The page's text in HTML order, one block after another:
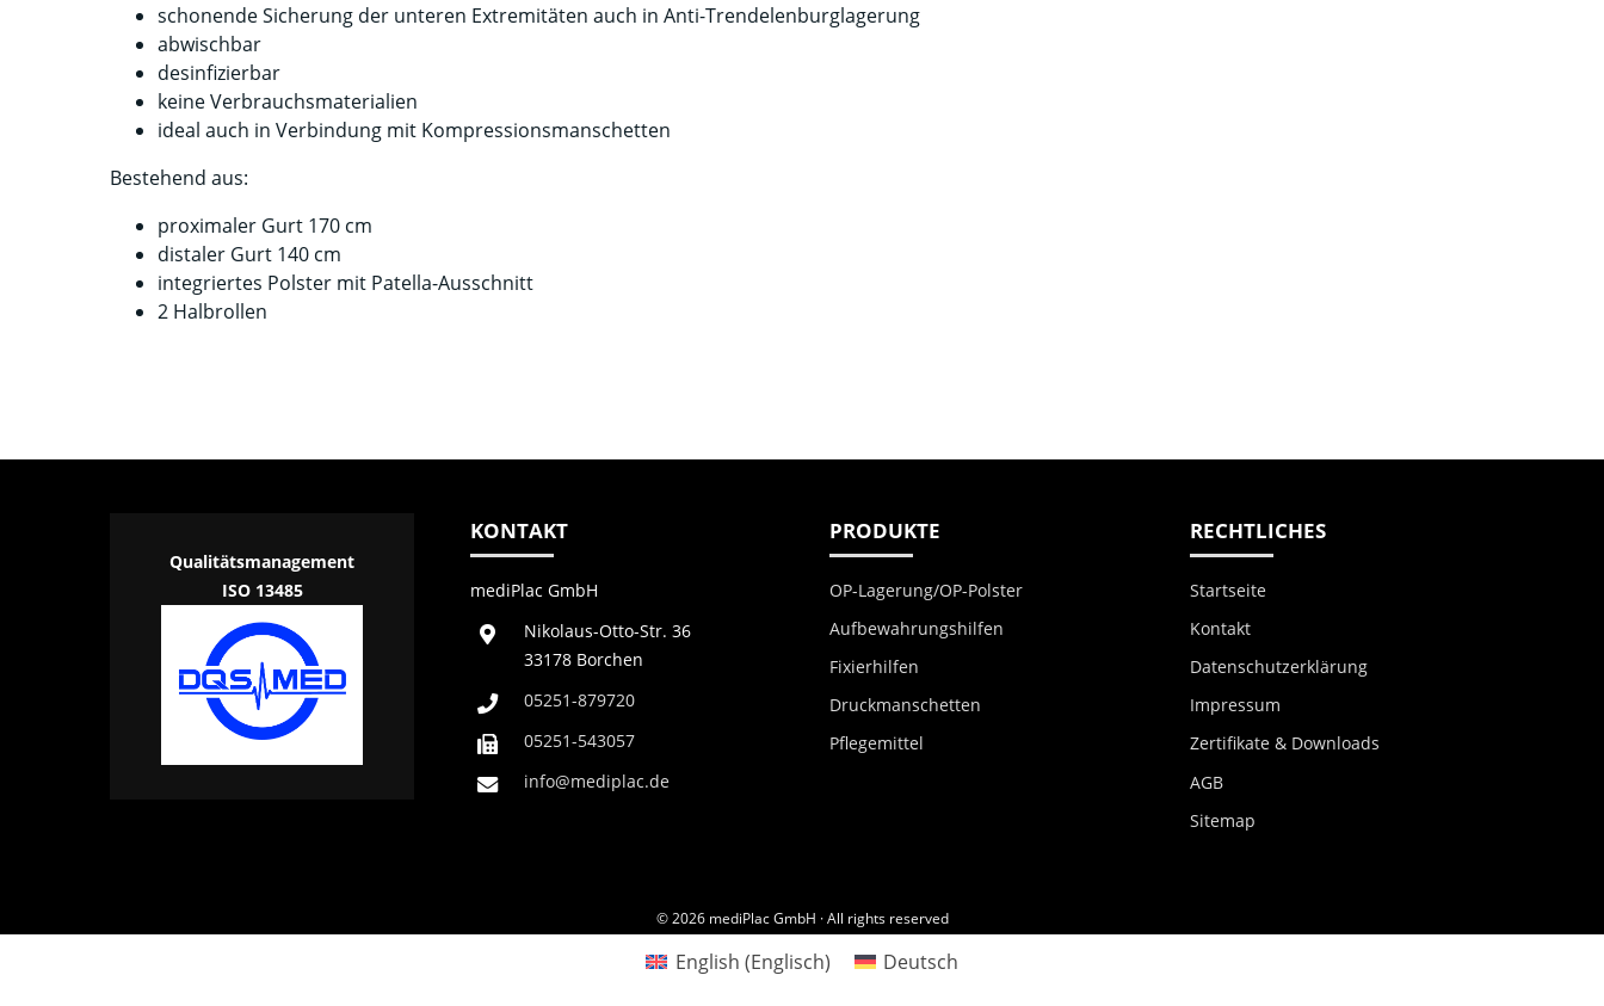
schonende Sicherung der unteren Extremitäten auch in Anti-Trendelenburglagerung
abwischbar
desinfizierbar
keine Verbrauchsmaterialien
ideal auch in Verbindung mit Kompressionsmanschetten
Bestehend aus:
proximaler Gurt 170 cm
distaler Gurt 140 cm
integriertes Polster mit Patella-Ausschnitt
2 Halbrollen
Qualitätsmanagement
ISO 13485
KONTAKT
mediPlac GmbH
Nikolaus-Otto-Str. 36
33178 Borchen
05251-879720
05251-543057
info@mediplac.de
PRODUKTE
OP-Lagerung/OP-Polster
Aufbewahrungshilfen
Fixierhilfen
Druckmanschetten
Pflegemittel
RECHTLICHES
Startseite
Kontakt
Datenschutzerklärung
Impressum
Zertifikate & Downloads
AGB
Sitemap
© 2026 mediPlac GmbH · All rights reserved
English (Englisch) Deutsch